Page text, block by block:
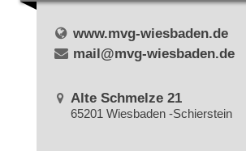
www.mvg-wiesbaden.de
mail@mvg-wiesbaden.de
Alte Schmelze 21
65201 Wiesbaden -Schierstein